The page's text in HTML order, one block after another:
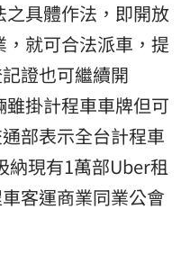
具體作法，即開放
就可合法派車，提
證也可繼續開
掛計程車車牌但可
部表示全台計程車
納現有1萬部Uber租
客運商業同業公會